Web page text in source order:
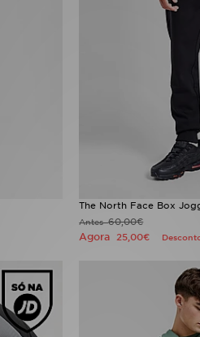
The North Face Box
Antes60,00€
Agora25,00€